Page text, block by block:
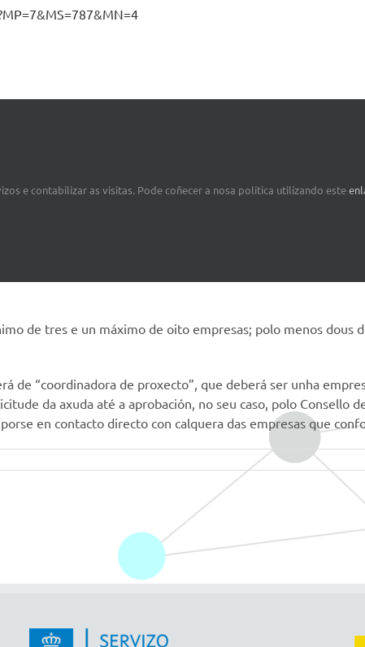
de tres e un máximo de oito empresas; polo menos dous
de “coordinadora de proxecto”, que deberá ser unha
da axuda até a aprobación, no seu caso, polo Consello
en contacto directo con calquera das empresas que
e contabilizar as visitas. Pode coñecer a nosa política utilizando este